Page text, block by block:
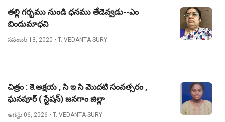
తల్లి గర్భము నుండి ధనము తేడెవ్వడు--ఎం
బిందుమాధవి
నవంబర్ 13, 2020 • T. VEDANTA SURY
చిత్రం : కె.అక్షయ , సి ఇ సి మొదటి సంవత్సరం ,
ఘనపూర్ ( స్టేషన్) జనగాం జిల్లా
ఆగస్టు 06, 2026 • T. VEDANTA SURY